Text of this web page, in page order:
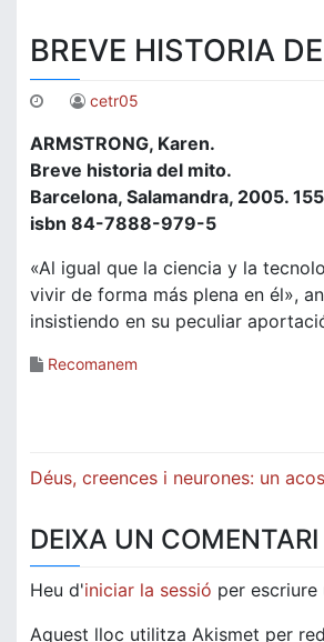
BREVE HISTORIA
cetr05
ARMSTRONG, Karen.
Breve historia del mito.
Barcelona, Salamandra, 2005.
isbn 84-7888-979-5
«Al igual que la ciencia y la
vivir de forma más plena en él»,
insistiendo en su peculiar
Recomanem
Navegació
Déus, creences i neurones: un
DEIXA UN COMENTARI
Heu d'iniciar la sessió per escriure
Aquest lloc utilitza Akismet per